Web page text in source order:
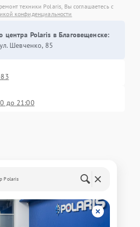
техники Polaris, Вы соглашаетесь с
конфиденциальности
центра Polaris в Благовещенске:
Шевченко, 85
до 21:00
Polaris